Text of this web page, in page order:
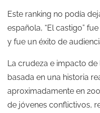
Este ranking no podía
española, “El castigo”
y fue un éxito de
La crudeza e impacto de
basada en una historia
aproximadamente en
de jóvenes conflictivos,